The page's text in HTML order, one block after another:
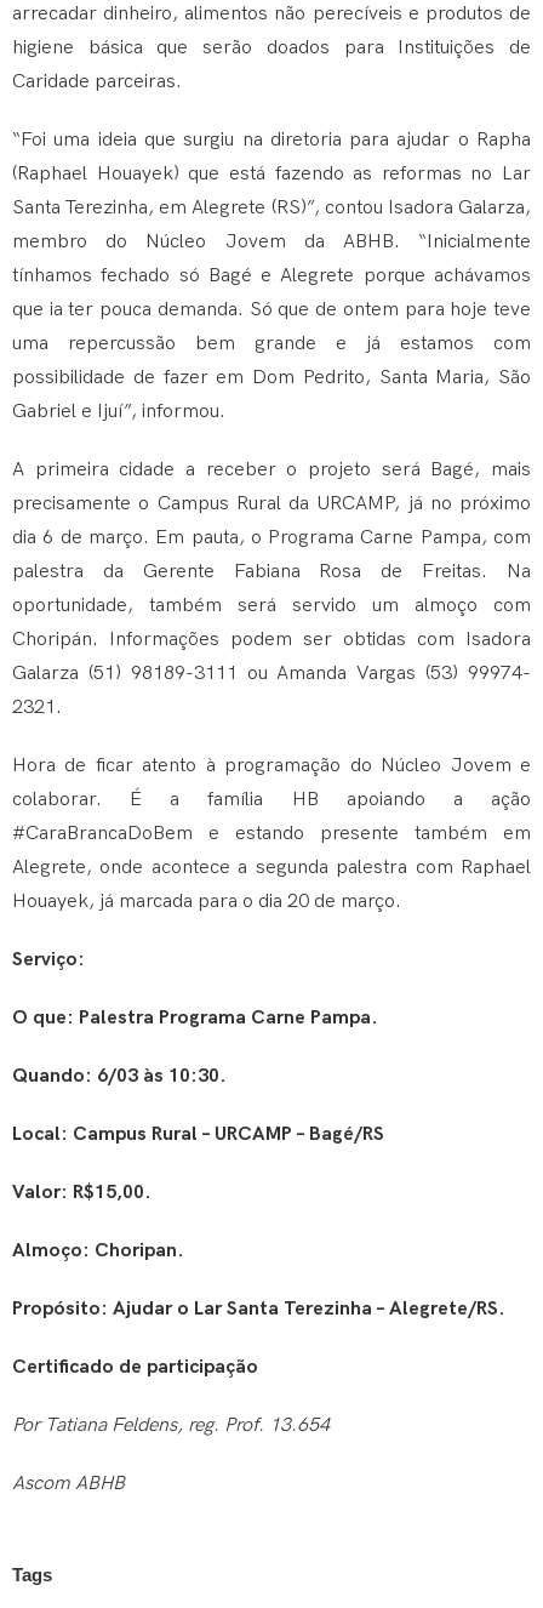
arrecadar dinheiro, alimentos não perecíveis e produtos de
higiene básica que serão doados para Instituições de
Caridade parceiras.
“Foi uma ideia que surgiu na diretoria para ajudar o Rapha
(Raphael Houayek) que está fazendo as reformas no Lar
Santa Terezinha, em Alegrete (RS)”, contou Isadora Galarza,
membro do Núcleo Jovem da ABHB. “Inicialmente
tínhamos fechado só Bagé e Alegrete porque achávamos
que ia ter pouca demanda. Só que de ontem para hoje teve
uma repercussão bem grande e já estamos com
possibilidade de fazer em Dom Pedrito, Santa Maria, São
Gabriel e Ijuí”, informou.
A primeira cidade a receber o projeto será Bagé, mais
precisamente o Campus Rural da URCAMP, já no próximo
dia 6 de março. Em pauta, o Programa Carne Pampa, com
palestra da Gerente Fabiana Rosa de Freitas. Na
oportunidade, também será servido um almoço com
Choripán. Informações podem ser obtidas com Isadora
Galarza (51) 98189-3111 ou Amanda Vargas (53) 99974-
2321.
Hora de ficar atento à programação do Núcleo Jovem e
colaborar. É a família HB apoiando a ação
#CaraBrancaDoBem e estando presente também em
Alegrete, onde acontece a segunda palestra com Raphael
Houayek, já marcada para o dia 20 de março.
Serviço:
O que: Palestra Programa Carne Pampa.
Quando: 6/03 às 10:30.
Local: Campus Rural – URCAMP – Bagé/RS
Valor: R$15,00.
Almoço: Choripan.
Propósito: Ajudar o Lar Santa Terezinha – Alegrete/RS.
Certificado de participação
Por Tatiana Feldens, reg. Prof. 13.654
Ascom ABHB
Tags